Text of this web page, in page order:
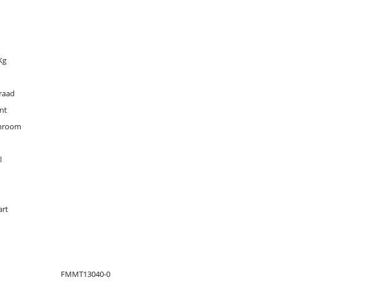
FMMT13040-0